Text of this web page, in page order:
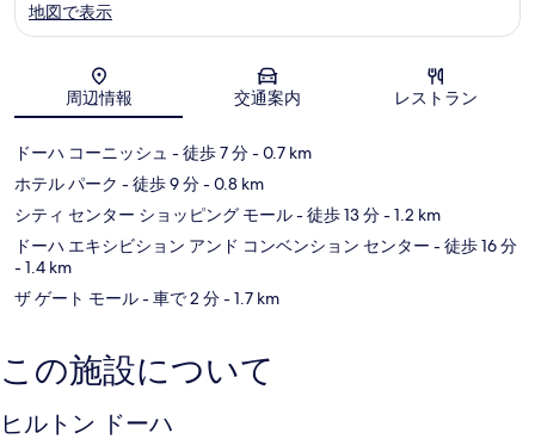
地図
地図で表示
周辺情報 交通案内 レストラン
ドーハ コーニッシュ - 徒歩 7 分- 0.7 km
ホテル パーク - 徒歩 9 分- 0.8 km
シティ センター ショッピング モール- 徒歩 13 分- 1.2 km
ドーハ エキシビション アンド コンベンション センター - 徒歩 16 分
- 1.4 km
ザ ゲート モール- 車で 2 分- 1.7 km
この施設について
ヒルトン ドーハ